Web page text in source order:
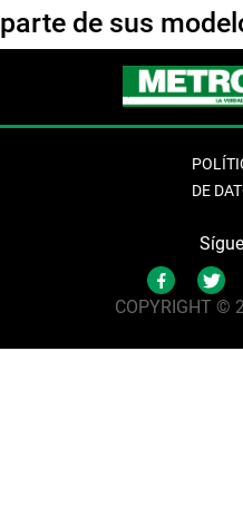
parte de sus
DE
COPYRIGHT ©